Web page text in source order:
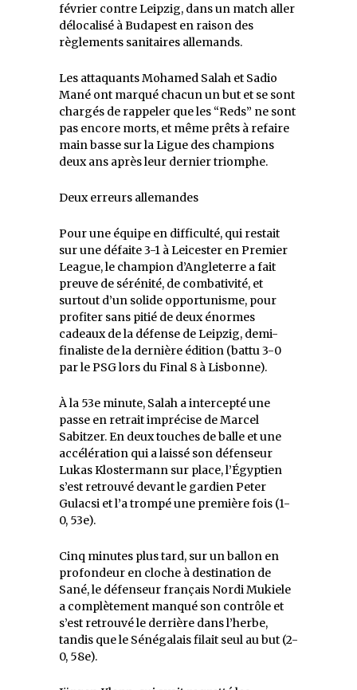
février contre Leipzig, dans un match aller
délocalisé à Budapest en raison des
règlements sanitaires allemands.
Les attaquants Mohamed Salah et Sadio
Mané ont marqué chacun un but et se sont
chargés de rappeler que les “Reds” ne sont
pas encore morts, et même prêts à refaire
main basse sur la Ligue des champions
deux ans après leur dernier triomphe.
Deux erreurs allemandes
Pour une équipe en difficulté, qui restait
sur une défaite 3-1 à Leicester en Premier
League, le champion d’Angleterre a fait
preuve de sérénité, de combativité, et
surtout d’un solide opportunisme, pour
profiter sans pitié de deux énormes
cadeaux de la défense de Leipzig, demi-
finaliste de la dernière édition (battu 3-0
par le PSG lors du Final 8 à Lisbonne).
À la 53e minute, Salah a intercepté une
passe en retrait imprécise de Marcel
Sabitzer. En deux touches de balle et une
accélération qui a laissé son défenseur
Lukas Klostermann sur place, l’Égyptien
s’est retrouvé devant le gardien Peter
Gulacsi et l’a trompé une première fois (1-
0, 53e).
Cinq minutes plus tard, sur un ballon en
profondeur en cloche à destination de
Sané, le défenseur français Nordi Mukiele
a complètement manqué son contrôle et
s’est retrouvé le derrière dans l’herbe,
tandis que le Sénégalais filait seul au but (2-
0, 58e).